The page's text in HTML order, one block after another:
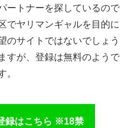
ートナーを探しているので
でヤリマンギャルを目的に
のサイトではないでしょう
すが、登録は無料のようで
。
録はこちら ※18禁